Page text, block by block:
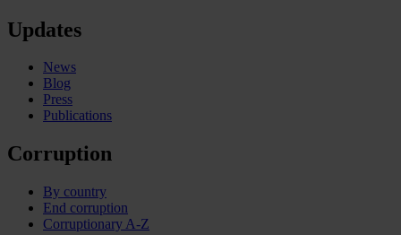
Updates
News
Blog
Press
Publications
Corruption
By country
End corruption
Corruptionary A-Z